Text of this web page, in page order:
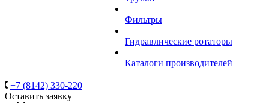
Фильтры
Гидравлические ротаторы
Каталоги производителей
+7 (8142) 330-220
Оставить заявку